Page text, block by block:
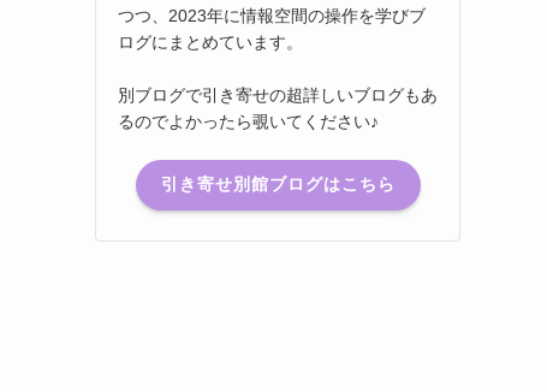
つつ、2023年に情報空間の操作を学びブ
ログにまとめています。
別ブログで引き寄せの超詳しいブログもあ
るのでよかったら覗いてください♪
引き寄せ別館ブログはこちら